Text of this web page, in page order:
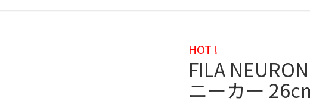
HOT !
FILA
ニーカー